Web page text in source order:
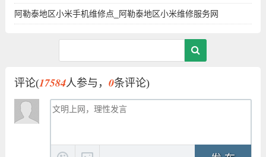
阿勒泰地区小米手机维修点_阿勒泰地区小米维修服务网
评论(17584人参与， 0条评论)